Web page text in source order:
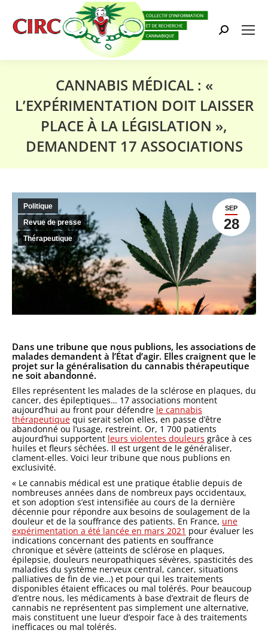
Search:
CANNABIS MÉDICAL : «
L’EXPÉRIMENTATION DOIT LAISSER
PLACE À LA LÉGISLATION »,
DEMANDENT 17 ASSOCIATIONS
SEP
28
Politique
Revue de presse
Thérapeutique
Dans une tribune que nous publions, les associations de
malades demandent à l’État d’agir. Elles craignent que le
projet sur la généralisation du cannabis thérapeutique
ne soit abandonné.
Elles représentent les malades de la sclérose en plaques, du
cancer, des épileptiques… 17 associations montent
aujourd’hui au front pour défendre le cannabis
thérapeutique qui serait selon elles, en passe d’être
abandonné ou l’usage, restreint. Or, 1 700 patients
aujourd’hui supportent leurs violentes douleurs grâce à ces
huiles et fleurs séchées. Il est urgent de le généraliser,
clament-elles. Voici leur tribune que nous publions en
exclusivité.
« Le cannabis médical est une pratique établie depuis de
nombreuses années dans de nombreux pays occidentaux,
et son adoption s’est intensifiée au cours de la dernière
décennie pour répondre aux besoins de soulagement de la
douleur et de la souffrance des patients. En France, une
expérimentation a été lancée en mars 2021 pour évaluer les
indications concernant des patients en souffrance
chronique et sévère (atteints de sclérose en plaques,
épilepsie, douleurs neuropathiques sévères, spasticités des
maladies du système nerveux central, cancer, situations
palliatives de fin de vie…) et pour qui les traitements
disponibles étaient efficaces ou mal tolérés. Pour beaucoup
d’entre nous, les médicaments à base d’extrait de fleurs de
cannabis ne représentent pas simplement une alternative,
mais constituent une lueur d’espoir face à des traitements
inefficaces ou mal tolérés.